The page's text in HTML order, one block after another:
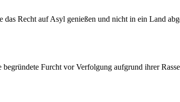
Recht auf Asyl genießen und nicht in ein Land
Furcht vor Verfolgung aufgrund ihrer